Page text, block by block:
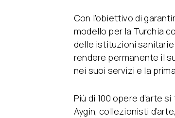
Con l’obiettivo di
modello per la Turchia
delle istituzioni sanitarie
rendere permanente il
nei suoi servizi e la
Più di 100 opere d’arte
Aygin, collezionisti